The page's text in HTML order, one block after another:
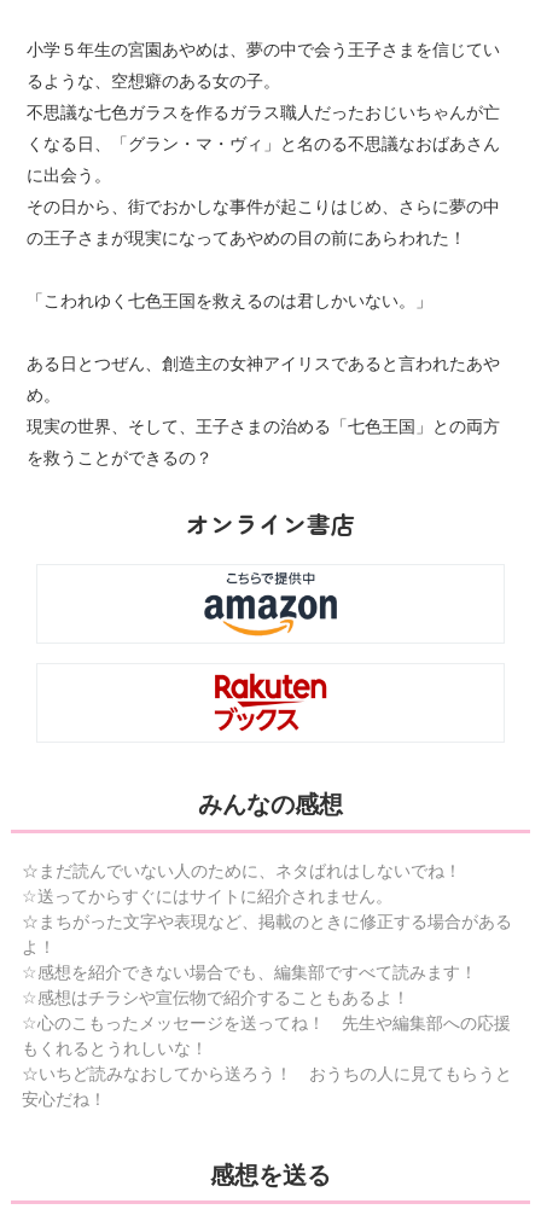
小学５年生の宮園あやめは、夢の中で会う王子さまを信じてい
るような、空想癖のある女の子。
不思議な七色ガラスを作るガラス職人だったおじいちゃんが亡
くなる日、「グラン・マ・ヴィ」と名のる不思議なおばあさん
に出会う。
その日から、街でおかしな事件が起こりはじめ、さらに夢の中
の王子さまが現実になってあやめの目の前にあらわれた！
「こわれゆく七色王国を救えるのは君しかいない。」
ある日とつぜん、創造主の女神アイリスであると言われたあや
め。
現実の世界、そして、王子さまの治める「七色王国」との両方
を救うことができるの？
オンライン書店
みんなの感想
☆まだ読んでいない人のために、ネタばれはしないでね！
☆送ってからすぐにはサイトに紹介されません。
☆まちがった文字や表現など、掲載のときに修正する場合がある
よ！
☆感想を紹介できない場合でも、編集部ですべて読みます！
☆感想はチラシや宣伝物で紹介することもあるよ！
☆心のこもったメッセージを送ってね！ 先生や編集部への応援
もくれるとうれしいな！
☆いちど読みなおしてから送ろう！ おうちの人に見てもらうと
安心だね！
感想を送る